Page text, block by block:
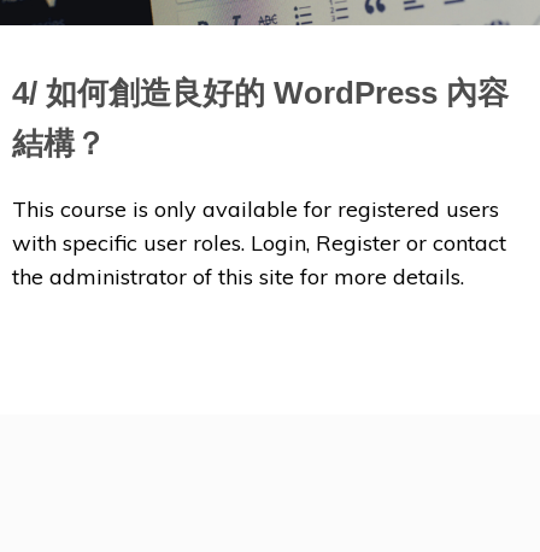
4/ 如何創造良好的 WordPress 內容
結構？
This course is only available for registered users
with specific user roles. Login, Register or contact
the administrator of this site for more details.